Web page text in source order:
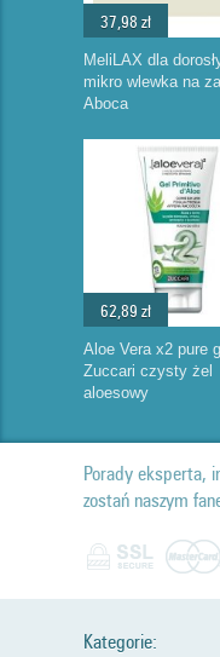
37,98 zł
MeliLAX dla
mikro wlewka na
Aboca
62,89 zł
Aloe Vera x2 pure
Zuccari czysty żel
aloesowy
Porady eksperta,
zostań naszym
Kategorie: